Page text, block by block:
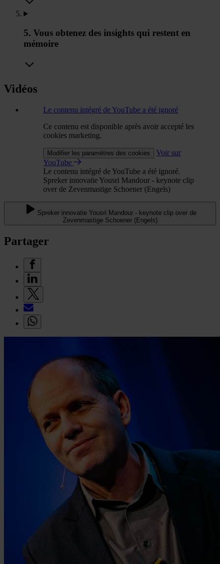
5. Vous obtenez des insights qui restent en
mémoire
Vidéos
Le contenu intégré de YouTube a été ignoré
Ce contenu est disponible après avoir accepté les
cookies marketing.
Modifier les paramètres des cookies
Voir sur
YouTube
Le contenu intégré de YouTube a été ignoré.
Spreker innovatie Yousri Mandour - keynote clip
over de Zevenmastige Schoener (Engels)
Spreker innovatie Yousri Mandour - keynote clip over de
Zevenmastige Schoener (Engels)
Partager